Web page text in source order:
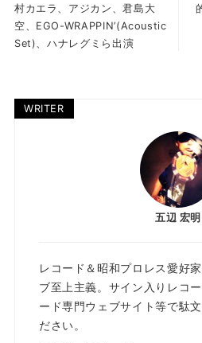
村カエラ、アジカン、君島大
空、EGO-WRAPPIN’(Acoustic
Set)、ハナレグミら出演
WRITER
五辺 宏明
レコード＆昭和プロレス愛好
ブ至上主義。サイン入りレコ
ード専門ウェブサイト等で駄
ださい。